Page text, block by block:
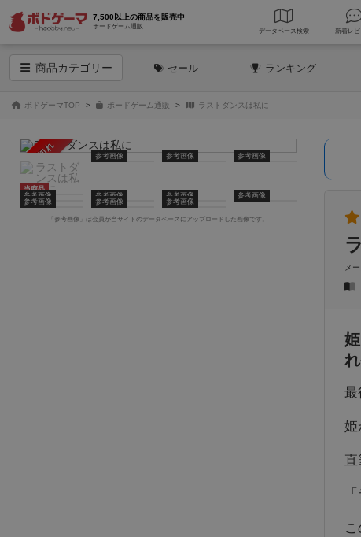
7,500以上の商品を販売中
ボードゲーム通販
データベース 検索
商品カテゴリー セール ランキング
ボドゲーマTOP ボードゲーム通販 ラストダンスは私に
売り切れ
当商品
参考画像 参考画像 参考画像
参考画像 参考画像 参考画像
参考画像
参考画像
参考画像 参考画像
「参考画像」は会員が当サイトのデータベースにアップロードした画像です。
メ
最
姫